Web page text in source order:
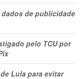
de publicidade
pelo TCU por
Lula para evitar